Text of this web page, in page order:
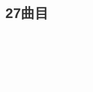
27曲目